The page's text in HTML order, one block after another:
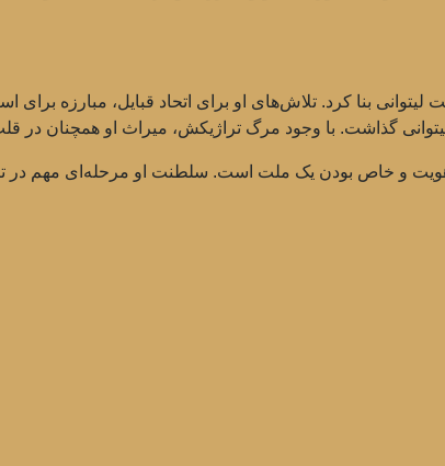
بنا کرد. تلاش‌های او برای اتحاد قبایل، مبارزه برای
هویت و خاص بودن یک ملت است. سلطنت او مرحله‌ای مهم در